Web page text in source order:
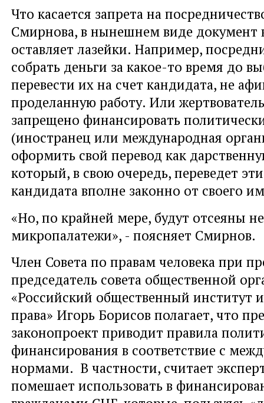
Что касается запрета на
Смирнова, в нынешнем виде документ
оставляет лазейки. Например,
собрать деньги за какое-то время до
перевести их на счет кандидата, не
проделанную работу. Или
запрещено финансировать
(иностранец или международная
оформить свой перевод как
который, в свою очередь, переведет
кандидата вполне законно от своего
«Но, по крайней мере, будут отсеяны
микропалатежи», - поясняет Смирнов.
Член Совета по правам человека при
председатель совета общественной
«Российский общественный институт
права» Игорь Борисов полагает, что
законопроект приводит правила
финансирования в соответствие с
нормами. В частности, считает
помешает использовать в